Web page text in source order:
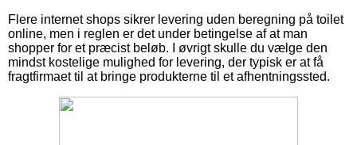
Flere internet shops sikrer levering uden beregning på toilet
online, men i reglen er det under betingelse af at man
shopper for et præcist beløb. I øvrigt skulle du vælge den
mindst kostelige mulighed for levering, der typisk er at få
fragtfirmaet til at bringe produkterne til et afhentningssted.